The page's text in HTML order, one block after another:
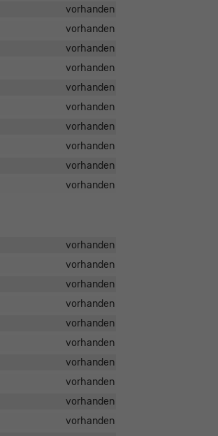
vorhanden
vorhanden
vorhanden
vorhanden
vorhanden
vorhanden
vorhanden
vorhanden
vorhanden
vorhanden
vorhanden
vorhanden
vorhanden
vorhanden
vorhanden
vorhanden
vorhanden
vorhanden
vorhanden
vorhanden